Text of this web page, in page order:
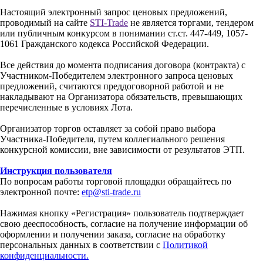
Настоящий электронный запрос ценовых предложений,
проводимый на сайте STI-Trade не является торгами, тендером
или публичным конкурсом в понимании ст.ст. 447-449, 1057-
1061 Гражданского кодекса Российской Федерации.
Все действия до момента подписания договора (контракта) с
Участником-Победителем электронного запроса ценовых
предложений, считаются преддоговорной работой и не
накладывают на Организатора обязательств, превышающих
перечисленные в условиях Лота.
Организатор торгов оставляет за собой право выбора
Участника-Победителя, путем коллегиального решения
конкурсной комиссии, вне зависимости от результатов ЭТП.
Инструкция пользователя
По вопросам работы торговой площадки обращайтесь по
электронной почте: etp@sti-trade.ru
Нажимая кнопку «Регистрация» пользователь подтверждает
свою дееспособность, согласие на получение информации об
оформлении и получении заказа, согласие на обработку
персональных данных в соответствии с Политикой
конфиденциальности.